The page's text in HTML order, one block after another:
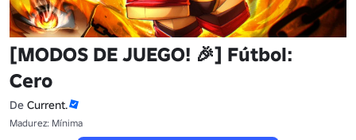
[MODOS DE JUEGO! 🎉] Fútbol:
Cero
De Current.
Madurez: Mínima